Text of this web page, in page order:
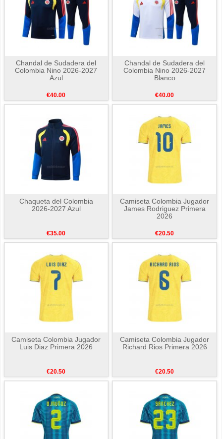
Chandal de Sudadera del
Colombia Nino 2026-2027
Azul
€40.00
Chandal de Sudadera del
Colombia Nino 2026-2027
Blanco
€40.00
Chaqueta del Colombia
2026-2027 Azul
€35.00
Camiseta Colombia Jugador
James Rodriguez Primera
2026
€20.50
Camiseta Colombia Jugador
Luis Diaz Primera 2026
€20.50
Camiseta Colombia Jugador
Richard Rios Primera 2026
€20.50